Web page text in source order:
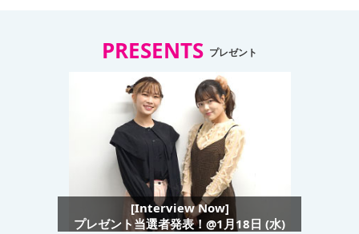
PRESENTS プレゼント
[Interview Now]
プレゼント当選者発表！@1月18日 (水)